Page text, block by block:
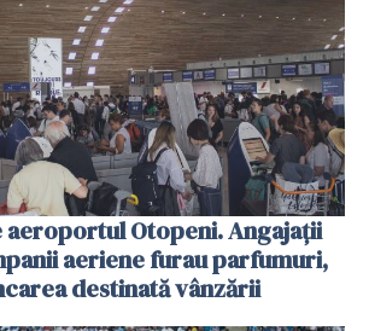
Otopeni. Angajații
aeriene furau parfumuri,
destinată vânzării